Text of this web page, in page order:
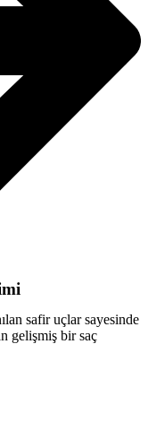
safir uçlar sayesinde
gelişmiş bir saç